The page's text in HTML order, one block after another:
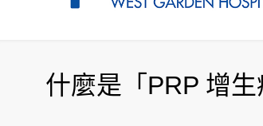
什麼是「PRP 增生